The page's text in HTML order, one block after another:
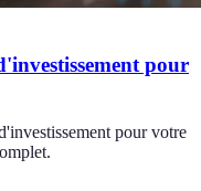
pour
pour votre